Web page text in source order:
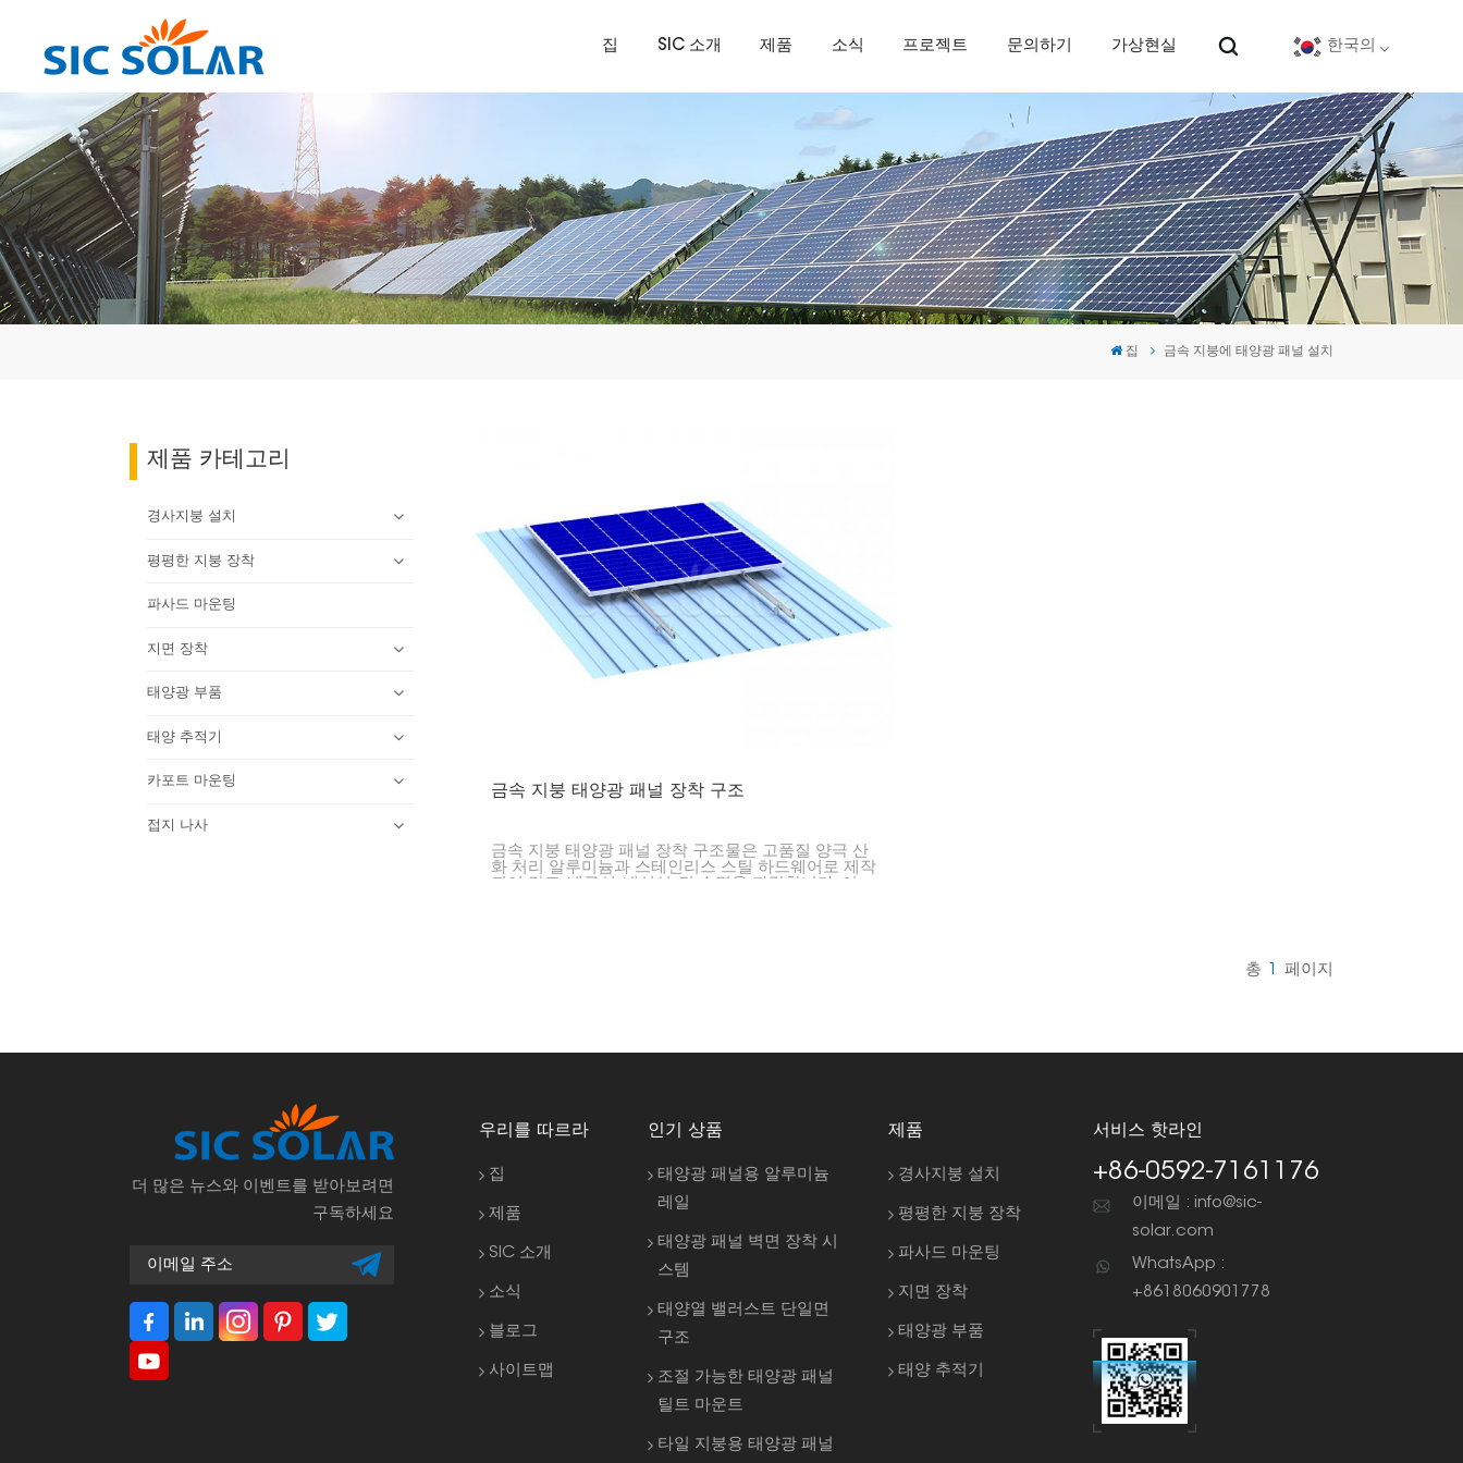
집 SIC 소개 제품 소식 프로젝트 문의하기 가상현실 한국의
English
Deutsch
español
português
집 금속 지붕에 태양광 패널 설치
제품 카테고리
경사지붕 설치
평평한 지붕 장착
파사드 마운팅
지면 장착
태양광 부품
태양 추적기
카포트 마운팅
접지 나사
금속 지붕 태양광 패널 장착 구조
금속 지붕 태양광 패널 장착 구조물은 고품질 양극 산
화 처리 알루미늄과 스테인리스 스틸 하드웨어로 제작
총 페이지
더 많은 뉴스와 이벤트를 받아보려면
구독하세요
우리를 따르라
집
제품
SIC 소개
소식
블로그
사이트맵
인기 상품
태양광 패널용 알루미늄
레일
태양광 패널 벽면 장착 시
스템
태양열 밸러스트 단일면
구조
조절 가능한 태양광 패널
틸트 마운트
타일 지붕용 태양광 패널
제품
경사지붕 설치
평평한 지붕 장착
파사드 마운팅
지면 장착
태양광 부품
태양 추적기
서비스 핫라인
+86-0592-7161176
이메일 : info@sic-
solar.com
WhatsApp :
+8618060901778